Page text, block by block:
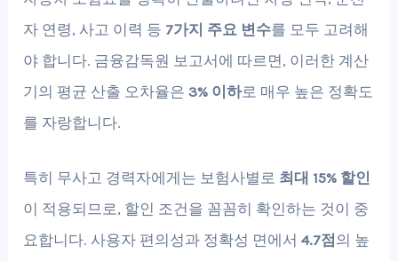
자 연령, 사고 이력 등 7가지 주요 변수를 모두 고려해
야 합니다. 금융감독원 보고서에 따르면, 이러한 계산
기의 평균 산출 오차율은3% 이하로 매우 높은 정확도
를 자랑합니다.
특히 무사고 경력자에게는 보험사별로 최대 15% 할인
이 적용되므로, 할인 조건을 꼼꼼히 확인하는 것이 중
요합니다. 사용자 편의성과 정확성 면에서4.7점 의 높